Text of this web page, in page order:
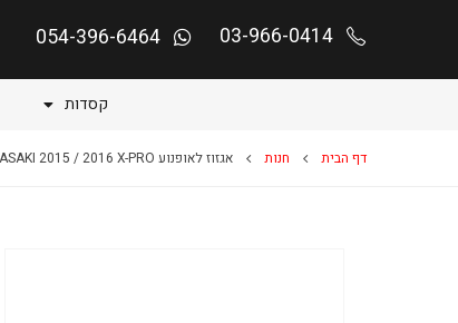
03-966-0414
054-396-6464
קסדות
דף הבית חנות אגזוז לאופנוע Z 250 SL KAWASAKI 2015 / 2016 X-PRO